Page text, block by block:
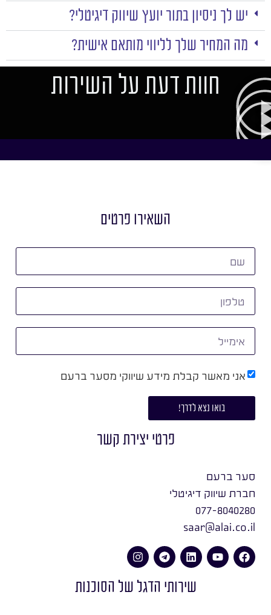
יש לך ניסיון בתור יועץ שיווק דיגיטלי?
מה המחיר שלך לליווי מותאם אישית?
חוות דעת על השירות
השאירו פרטים
אני מאשר קבלת מידע שיווקי מסער ברעם
בואו נצא לדרך!
פרטי יצירת קשר
סער ברעם
חברת שיווק דיגיטלי
077-8040280
saar@alai.co.il
שירותי הדגל של הסוכנות